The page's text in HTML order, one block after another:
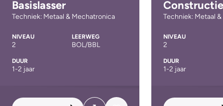
Basislasser
Techniek: Metaal & Mechatronica
NIVEAU
2
LEERWEG
BOL/BBL
DUUR
1-2 jaar
Techniek: Metaal
NIVEAU
2
DUUR
1-2 jaar